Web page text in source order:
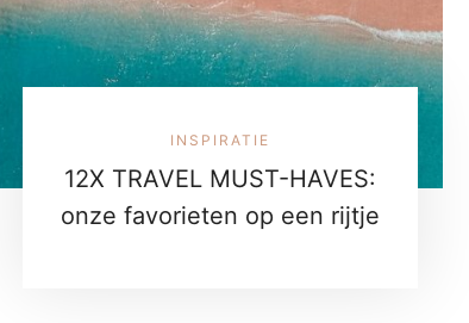
INSPIRATIE
12X TRAVEL MUST-HAVES:
onze favorieten op een rijtje